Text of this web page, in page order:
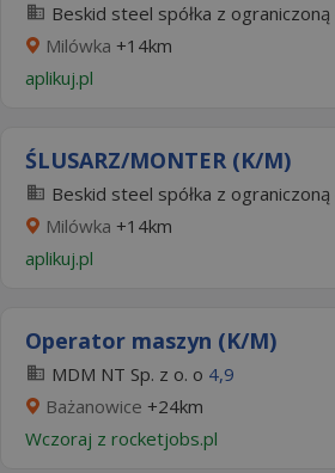
Beskid steel spółka z
Milówka +14km
aplikuj.pl
ŚLUSARZ/MONTER (K/M)
Beskid steel spółka z
Milówka +14km
aplikuj.pl
Operator maszyn (K/M)
MDM NT Sp. z o. o 4,9
Bażanowice +24km
Wczoraj z rocketjobs.pl